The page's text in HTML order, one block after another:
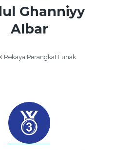
Ghanniyy
Albar
Rekaya Perangkat Lunak